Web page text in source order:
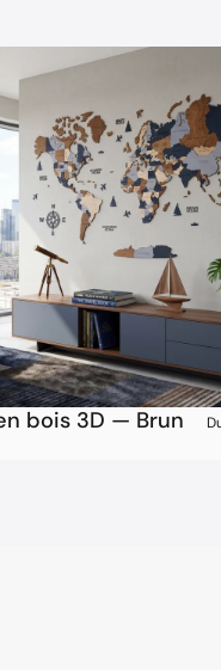
bois 3D — Brun